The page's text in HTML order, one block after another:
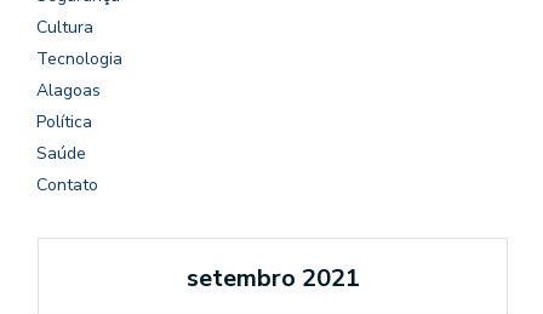
Cultura
Tecnologia
Alagoas
Política
Saúde
Contato
setembro 2021